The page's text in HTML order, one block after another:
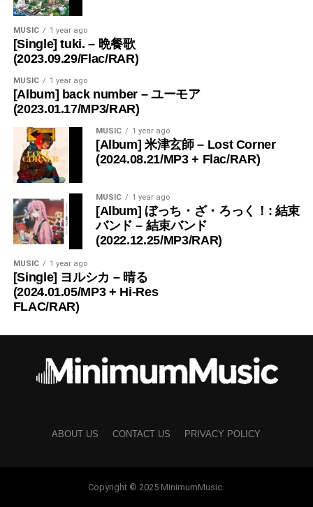
MUSIC 1 year ago
[Single] tuki. – 晩餐歌
(2023.09.29/Flac/RAR)
MUSIC 1 year ago
[Album] back number – ユーモア
(2023.01.17/MP3/RAR)
MUSIC 1 year ago
[Album] 米津玄師 – Lost Corner
(2024.08.21/MP3 + Flac/RAR)
MUSIC 1 year ago
[Album] ぼっち・ざ・ろっく！: 結束
バンド – 結束バンド
(2022.12.25/MP3/RAR)
MUSIC 1 year ago
[Single] ヨルシカ – 晴る
(2024.01.05/MP3 + Hi-Res
FLAC/RAR)
ABOUT US CONTACT US PRIVACY POLICY
Copyright © 2025 MinimumMusic.